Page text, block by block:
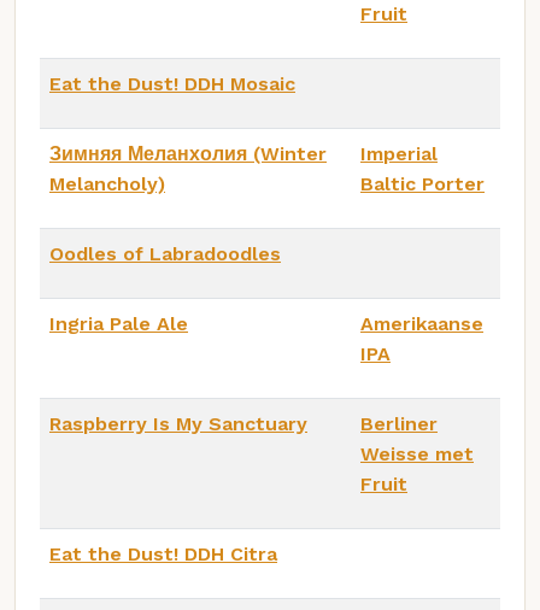
Fruit
Eat the Dust! DDH Mosaic
Зимняя Меланхолия (Winter
Melancholy)
Imperial
Baltic Porter
Oodles of Labradoodles
Ingria Pale Ale
Amerikaanse
IPA
Raspberry Is My Sanctuary
Berliner
Weisse met
Fruit
Eat the Dust! DDH Citra